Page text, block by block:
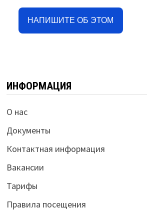
НАПИШИТЕ ОБ ЭТОМ
ИНФОРМАЦИЯ
О нас
Документы
Контактная информация
Вакансии
Тарифы
Правила посещения